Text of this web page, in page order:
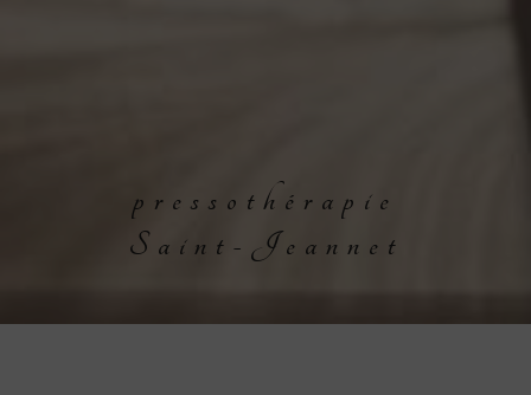
pressothérapie
Saint-Jeannet